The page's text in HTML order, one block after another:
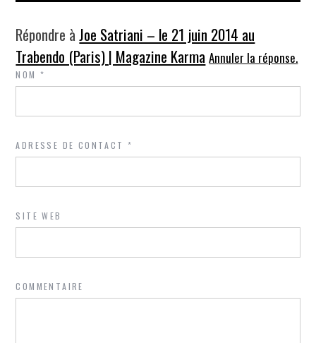
Répondre àJoe Satriani – le 21 juin 2014 au
Trabendo (Paris) | Magazine Karma Annuler la réponse.
NOM*
ADRESSE DE CONTACT*
SITE WEB
COMMENTAIRE